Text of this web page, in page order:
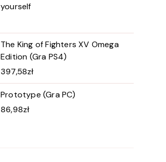
yourself
The King of Fighters XV Omega
Edition (Gra PS4)
397,58zł
Prototype (Gra PC)
86,98zł